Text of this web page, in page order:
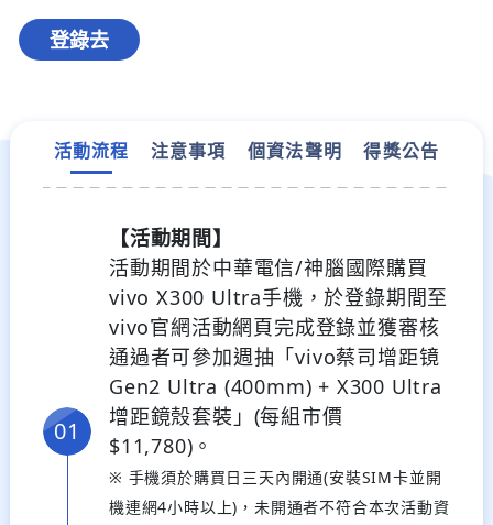
登錄去
活動流程 注意事項 個資法聲明 得獎公告
【活動期間】
活動期間於中華電信/神腦國際購買
vivo X300 Ultra手機，於登錄期間至
vivo官網活動網頁完成登錄並獲審核
通過者可參加週抽「vivo蔡司增距镜​
Gen2 Ultra (400mm) + X300 Ultra
增距鏡殼套裝」(每組市價
$11,780)。
※ 手機須於購買日三天內開通(安裝SIM卡並開
機連網4小時以上)，未開通者不符合本次活動資